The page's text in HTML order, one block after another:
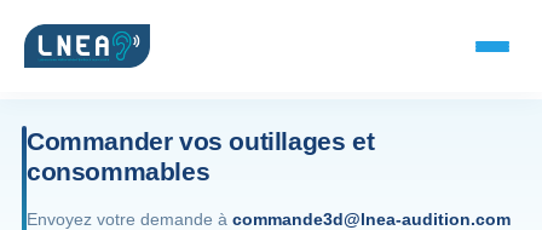
SOLUTIONS AUDITIVES
Commander vos outillages et
consommables
Envoyez votre demande à commande3d@lnea-audition.com